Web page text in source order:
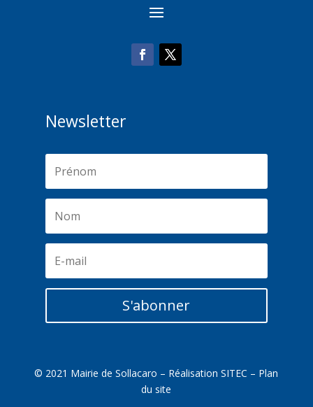
Newsletter
S'abonner
© 2021 Mairie de Sollacaro – RéalisationSITEC – Plan
du site